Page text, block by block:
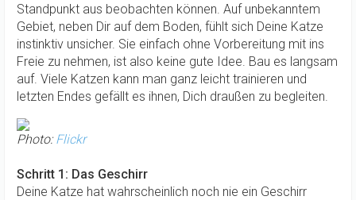
Standpunkt aus beobachten können. Auf unbekanntem
Gebiet, neben Dir auf dem Boden, fühlt sich Deine Katze
instinktiv unsicher. Sie einfach ohne Vorbereitung mit ins
Freie zu nehmen, ist also keine gute Idee. Bau es langsam
auf. Viele Katzen kann man ganz leicht trainieren und
letzten Endes gefällt es ihnen, Dich draußen zu begleiten.
Photo:Flickr
Schritt 1: Das Geschirr
Deine Katze hat wahrscheinlich noch nie ein Geschirr